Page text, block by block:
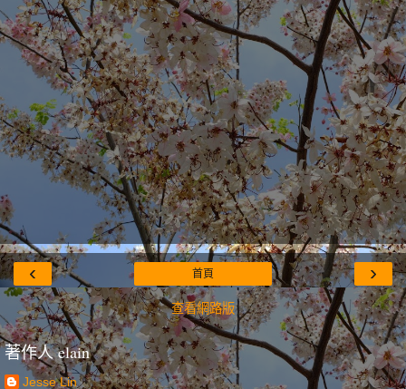
‹ ›
首頁
查看網路版
著作人 elain
Jesse Lin